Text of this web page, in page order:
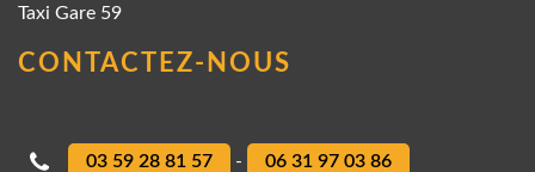
Taxi Gare 59
CONTACTEZ-NOUS
03 59 28 81 57 - 06 31 97 03 86